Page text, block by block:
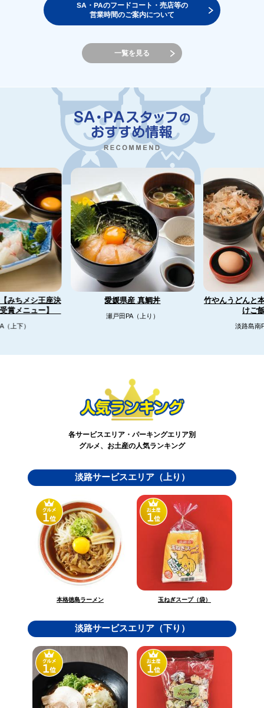
SA・PAのフードコート・売店等の
営業時間のご案内について
一覧を見る
みちメシ王座決
賞メニュー】
（上下）
愛媛県産 真鯛丼
瀬戸田PA（上り）
竹やんうどんと
けご
淡路島南
各サービスエリア・パーキングエリア別
グルメ、お土産の人気ランキング
淡路サービスエリア（上り）
本格徳島ラーメン 玉ねぎスープ（袋）
淡路サービスエリア（下り）